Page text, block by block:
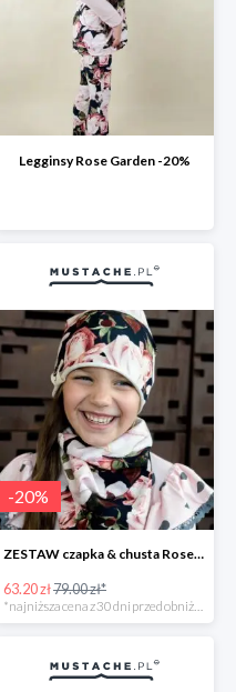
Legginsy Rose Garden -20%
-20%
ZESTAW czapka & chusta Rose Garden -20%
63.20 zł79.00 zł*
*najniższa cena z 30 dni przed obniżką